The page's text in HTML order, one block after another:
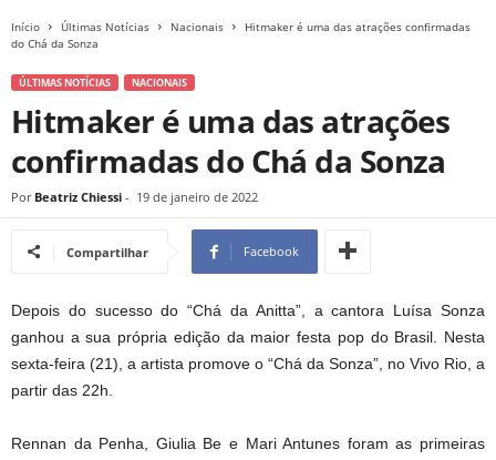
Início Últimas Notícias Nacionais
Hitmaker é uma das atrações confirmadas
do Chá da Sonza
ÚLTIMAS NOTÍCIAS NACIONAIS
Hitmaker é uma das atrações
confirmadas do Chá da Sonza
Por Beatriz Chiessi - 19 de janeiro de 2022
Compartilhar Facebook
Depois do sucesso do “Chá da Anitta”, a cantora Luísa Sonza
ganhou a sua própria edição da maior festa pop do Brasil. Nesta
sexta-feira (21), a artista promove o “Chá da Sonza”, no Vivo Rio, a
partir das 22h.
Rennan da Penha, Giulia Be e Mari Antunes foram as primeiras